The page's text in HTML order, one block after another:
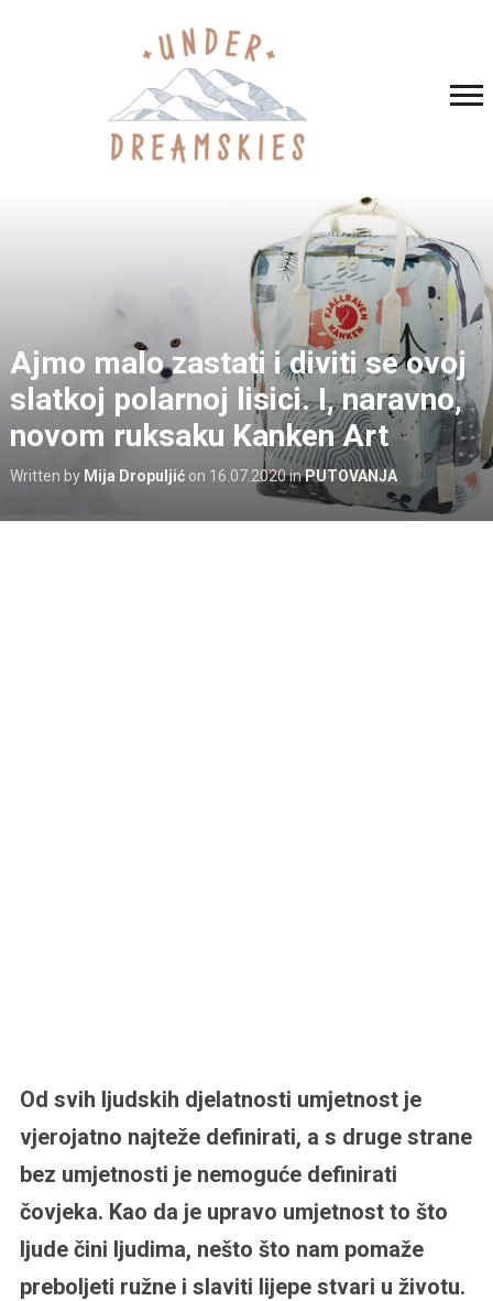
Ajmo malo zastati i diviti se ovoj
slatkoj polarnoj lisici. I, naravno,
novom ruksaku Kanken Art
Written by Mija Dropuljić on 16.07.2020inPUTOVANJA
Od svih ljudskih djelatnosti umjetnost je
vjerojatno najteže definirati, a s druge strane
bez umjetnosti je nemoguće definirati
čovjeka. Kao da je upravo umjetnost to što
ljude čini ljudima, nešto što nam pomaže
preboljeti ružne i slaviti lijepe stvari u životu.